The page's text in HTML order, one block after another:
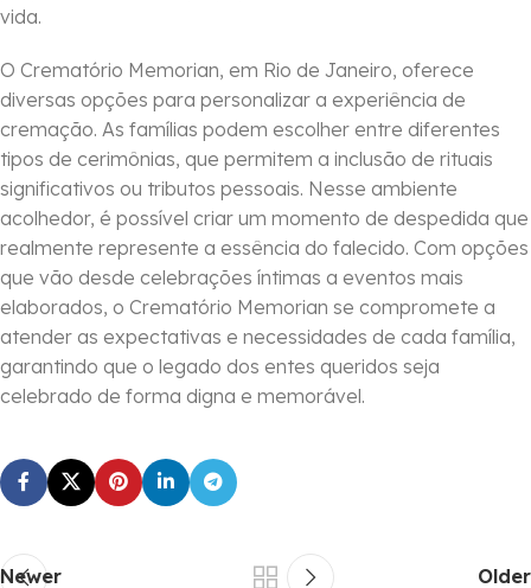
vida.
O Crematório Memorian, em Rio de Janeiro, oferece
diversas opções para personalizar a experiência de
cremação. As famílias podem escolher entre diferentes
tipos de cerimônias, que permitem a inclusão de rituais
significativos ou tributos pessoais. Nesse ambiente
acolhedor, é possível criar um momento de despedida que
realmente represente a essência do falecido. Com opções
que vão desde celebrações íntimas a eventos mais
elaborados, o Crematório Memorian se compromete a
atender as expectativas e necessidades de cada família,
garantindo que o legado dos entes queridos seja
celebrado de forma digna e memorável.
Newer Older